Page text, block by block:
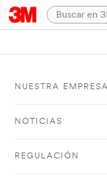
NUESTRA EMPRESA
NOTICIAS
REGULACIÓN